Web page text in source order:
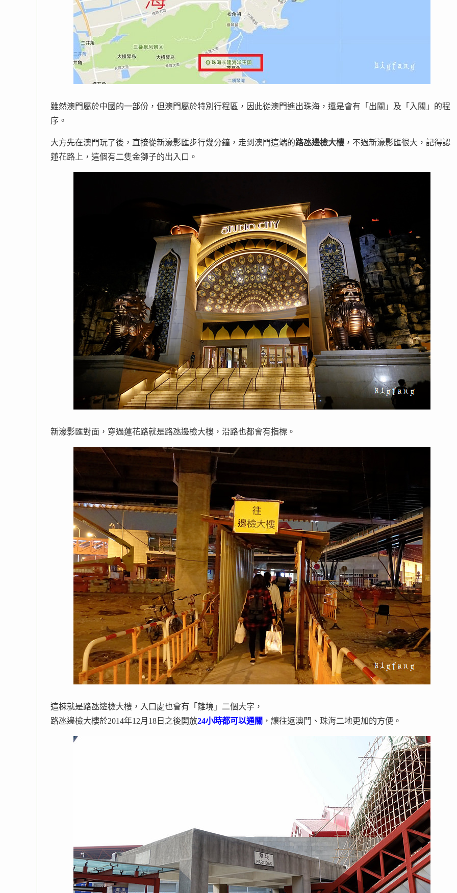
雖然澳門屬於中國的一部份，但澳門屬於特別行程區，因此從澳門進出珠海，還是會有「出關」及「入關」的程
序。
大方先在澳門玩了後，直接從新濠影匯步行幾分鐘，走到澳門這端的路氹邊檢大樓 ，不過新濠影匯很大，記得認
蓮花路上，這個有二隻金獅子的出入口。
新濠影匯對面，穿過蓮花路就是路氹邊檢大樓，沿路也都會有指標。
這棟就是路氹邊檢大樓，入口處也會有「離境」二個大字，
路氹邊檢大樓於2014年12月18日之後開放24小時都可以通關 ，讓往返澳門、珠海二地更加的方便。